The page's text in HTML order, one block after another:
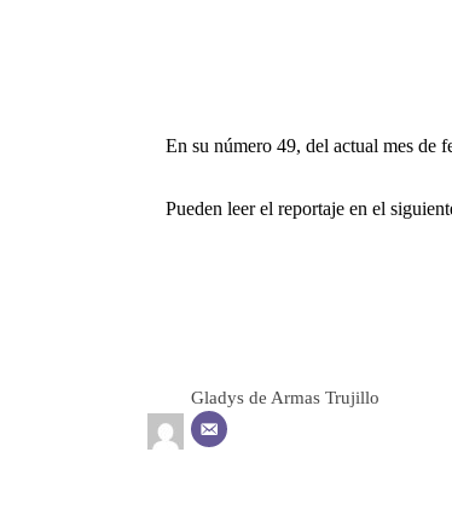
En su número 49, del actual mes de
Pueden leer el reportaje en el
Gladys de Armas Trujillo